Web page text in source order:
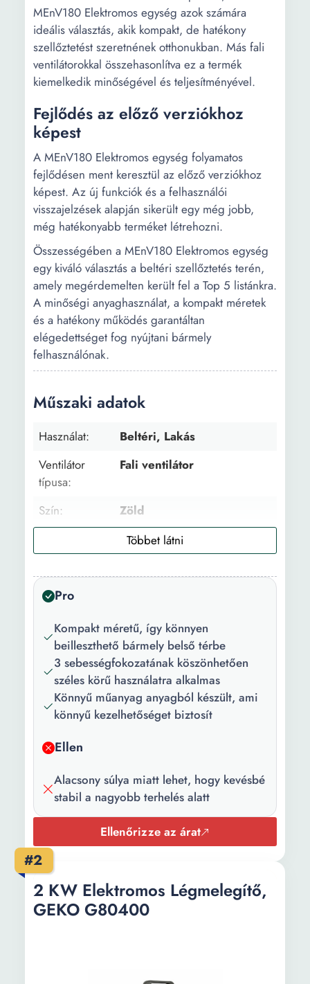
MEnV180 Elektromos egység azok számára
ideális választás, akik kompakt, de hatékony
szellőztetést szeretnének otthonukban. Más fali
ventilátorokkal összehasonlítva ez a termék
kiemelkedik minőségével és teljesítményével.
Fejlődés az előző verziókhoz
képest
A MEnV180 Elektromos egység folyamatos
fejlődésen ment keresztül az előző verziókhoz
képest. Az új funkciók és a felhasználói
visszajelzések alapján sikerült egy még jobb,
még hatékonyabb terméket létrehozni.
Összességében a MEnV180 Elektromos egység
egy kiváló választás a beltéri szellőztetés terén,
amely megérdemelten került fel a Top 5 listánkra.
A minőségi anyaghasználat, a kompakt méretek
és a hatékony működés garantáltan
elégedettséget fog nyújtani bármely
felhasználónak.
Műszaki adatok
Használat:
Beltéri, Lakás
Ventilátor
típusa:
Fali ventilátor
Szín:
Zöld
fokozatok:
3
Szélesség:
15 cm
Magasság:
6 cm
Súly:
12 g
Pro
Kompakt méretű, így könnyen
beilleszthető bármely belső térbe
3 sebességfokozatának köszönhetően
széles körű használatra alkalmas
Könnyű műanyag anyagból készült, ami
könnyű kezelhetőséget biztosít
Ellen
Alacsony súlya miatt lehet, hogy kevésbé
stabil a nagyobb terhelés alatt
Ellenőrizze az árat
#2
2 KW Elektromos Légmelegítő,
GEKO G80400